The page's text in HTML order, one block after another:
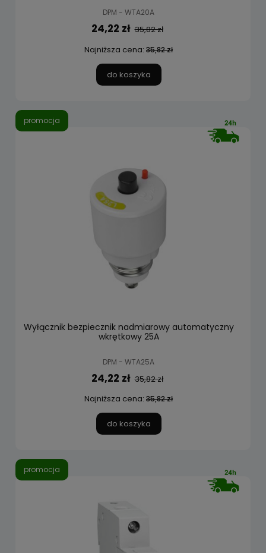
DPM - WTA20A
24,22 zł 35,82 zł
Najniższa cena: 35,82 zł
do koszyka
Wyłącznik bezpiecznik nadmiarowy automatyczny
wkrętkowy 25A
DPM - WTA25A
24,22 zł 35,82 zł
Najniższa cena: 35,82 zł
do koszyka
promocja
promocja